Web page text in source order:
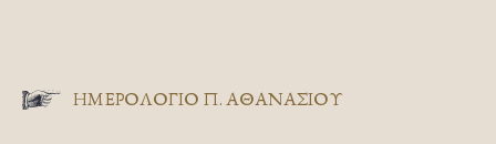
ΗΜΕΡΟΛΟΓΙΟ Π. ΑΘΑΝΑΣΙΟΥ